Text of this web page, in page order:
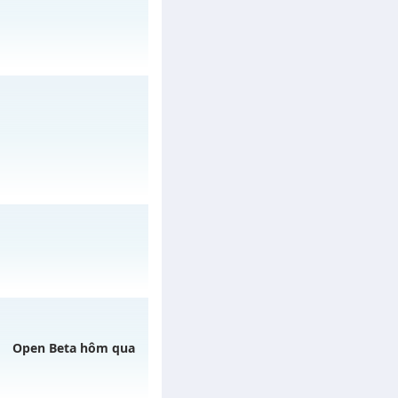
01/08/2626
Open Beta hôm qua